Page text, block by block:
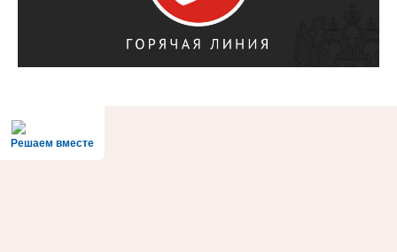
Решаем вместе